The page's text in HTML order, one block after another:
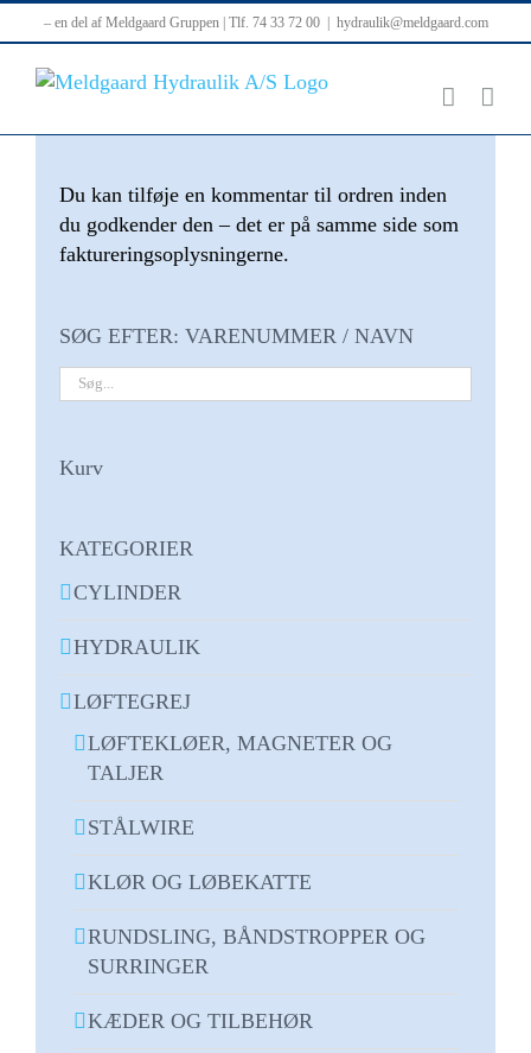
to
content
– en del af Meldgaard Gruppen | Tlf. 74 33 72 00 hydraulik@meldgaard.com
Du kan tilføje en kommentar til ordren inden
du godkender den – det er på samme side som
faktureringsoplysningerne.
SØG EFTER: VARENUMMER / NAVN
Kurv
KATEGORIER
CYLINDER
HYDRAULIK
LØFTEGREJ
LØFTEKLØER, MAGNETER OG
TALJER
STÅLWIRE
KLØR OG LØBEKATTE
RUNDSLING, BÅNDSTROPPER OG
SURRINGER
KÆDER OG TILBEHØR